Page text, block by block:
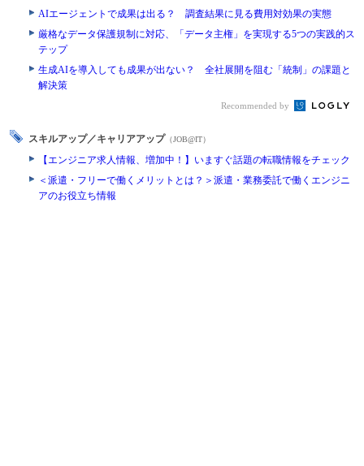
AIエージェントで成果は出る？ 調査結果に見る費用対効果の実態
厳格なデータ保護規制に対応、「データ主権」を実現する5つの実践的ス
テップ
生成AIを導入しても成果が出ない？ 全社展開を阻む「統制」の課題と
解決策
Recommended by
スキルアップ／キャリアアップ （JOB@IT）
【エンジニア求人情報、増加中！】いますぐ話題の転職情報をチェック
＜派遣・フリーで働くメリットとは？＞派遣・業務委託で働くエンジニ
アのお役立ち情報